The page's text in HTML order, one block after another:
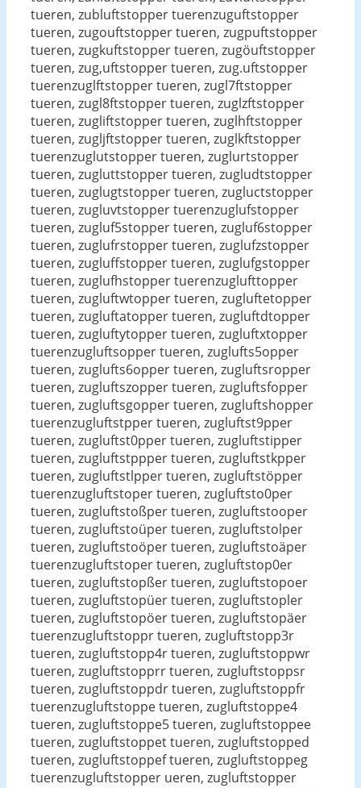
tueren, zubluftstopper tuerenzuguftstopper
tueren, zugouftstopper tueren, zugpuftstopper
tueren, zugkuftstopper tueren, zugöuftstopper
tueren, zug,uftstopper tueren, zug.uftstopper
tuerenzuglftstopper tueren, zugl7ftstopper
tueren, zugl8ftstopper tueren, zuglzftstopper
tueren, zugliftstopper tueren, zuglhftstopper
tueren, zugljftstopper tueren, zuglkftstopper
tuerenzuglutstopper tueren, zuglurtstopper
tueren, zugluttstopper tueren, zugludtstopper
tueren, zuglugtstopper tueren, zugluctstopper
tueren, zugluvtstopper tuerenzuglufstopper
tueren, zugluf5stopper tueren, zugluf6stopper
tueren, zuglufrstopper tueren, zuglufzstopper
tueren, zugluffstopper tueren, zuglufgstopper
tueren, zuglufhstopper tuerenzuglufttopper
tueren, zugluftwtopper tueren, zugluftetopper
tueren, zugluftatopper tueren, zugluftdtopper
tueren, zugluftytopper tueren, zugluftxtopper
tuerenzugluftsopper tueren, zuglufts5opper
tueren, zuglufts6opper tueren, zugluftsropper
tueren, zugluftszopper tueren, zugluftsfopper
tueren, zugluftsgopper tueren, zugluftshopper
tuerenzugluftstpper tueren, zugluftst9pper
tueren, zugluftst0pper tueren, zugluftstipper
tueren, zugluftstppper tueren, zugluftstkpper
tueren, zugluftstlpper tueren, zugluftstöpper
tuerenzugluftstoper tueren, zugluftsto0per
tueren, zugluftstoßper tueren, zugluftstooper
tueren, zugluftstoüper tueren, zugluftstolper
tueren, zugluftstoöper tueren, zugluftstoäper
tuerenzugluftstoper tueren, zugluftstop0er
tueren, zugluftstopßer tueren, zugluftstopoer
tueren, zugluftstopüer tueren, zugluftstopler
tueren, zugluftstopöer tueren, zugluftstopäer
tuerenzugluftstoppr tueren, zugluftstopp3r
tueren, zugluftstopp4r tueren, zugluftstoppwr
tueren, zugluftstopprr tueren, zugluftstoppsr
tueren, zugluftstoppdr tueren, zugluftstoppfr
tuerenzugluftstoppe tueren, zugluftstoppe4
tueren, zugluftstoppe5 tueren, zugluftstoppee
tueren, zugluftstoppet tueren, zugluftstopped
tueren, zugluftstoppef tueren, zugluftstoppeg
tuerenzugluftstopper ueren, zugluftstopper